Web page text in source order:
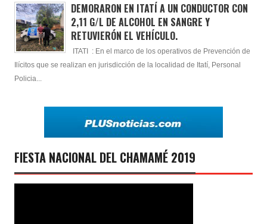
DEMORARON EN ITATÍ A UN CONDUCTOR CON
2,11 G/L DE ALCOHOL EN SANGRE Y
RETUVIERÓN EL VEHÍCULO.
ITATI : En el marco de los operativos de Prevención de
Ilícitos que se realizan en jurisdicción de la localidad de Itatí, Personal
Policia...
FIESTA NACIONAL DEL CHAMAMÉ 2019